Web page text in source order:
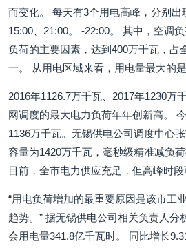
而变化。 每天有3个用电高峰，分别出
15:00、21:00。 -22:00。 其中，空调
负荷的主要因素，达到400万千瓦，占
一。 从用电区域来看，用电量最大的是
2016年1126.7万千瓦、2017年1230
网调度的最大电力负荷年年创新高。
1136万千瓦。无锡供电公司调度中心
容量为1420万千瓦，毫秒级精准减负荷
目前，全市电力供应充足，但高峰时段
“用电负荷增加的最重要原因是该市工
趋势。” 据无锡供电公司相关负责人分
会用电量341.8亿千瓦时。 同比增长